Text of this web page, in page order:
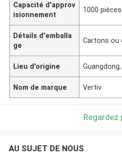
Capacité d'approv
isionnement
1000
Détails d'emballa
ge
Cartons ou
Lieu d'origine
Nom de marque Vertiv
Regardez
AU SUJET DE NOUS